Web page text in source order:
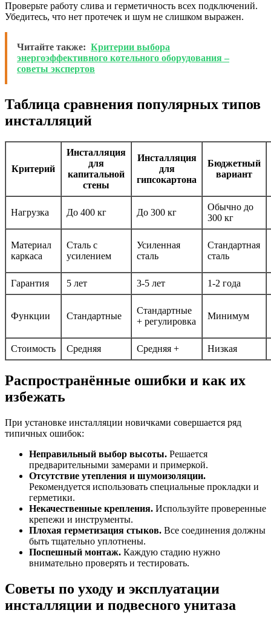
Проверьте работу слива и герметичность всех подключений.
Убедитесь, что нет протечек и шум не слишком выражен.
Читайте также: Критерии выбора
энергоэффективного котельного оборудования –
советы экспертов
Таблица сравнения популярных типов
инсталляций
Критерий
Инсталляция
для
капитальной
стены
Инсталляция
для
гипсокартона
Бюджетный
вариант
Нагрузка До 400 кг До 300 кг
Обычно до
300 кг
Материал
каркаса
Сталь с
усилением
Усиленная
сталь
Стандартная
сталь
Гарантия 5 лет 3-5 лет 1-2 года
Функции Стандартные
Стандартные
+ регулировка
Минимум
Стоимость Средняя Средняя + Низкая
Распространённые ошибки и как их
избежать
При установке инсталляции новичками совершается ряд
типичных ошибок:
Неправильный выбор высоты. Решается
предварительными замерами и примеркой.
Отсутствие утепления и шумоизоляции.
Рекомендуется использовать специальные прокладки и
герметики.
Некачественные крепления. Используйте проверенные
крепежи и инструменты.
Плохая герметизация стыков. Все соединения должны
быть тщательно уплотнены.
Поспешный монтаж. Каждую стадию нужно
внимательно проверять и тестировать.
Советы по уходу и эксплуатации
инсталляции и подвесного унитаза